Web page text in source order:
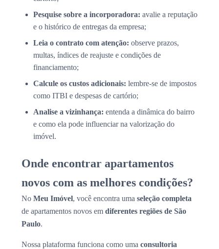
Pesquise sobre a incorporadora: avalie a reputação
e o histórico de entregas da empresa;
Leia o contrato com atenção: observe prazos,
multas, índices de reajuste e condições de
financiamento;
Calcule os custos adicionais: lembre-se de impostos
como ITBI e despesas de cartório;
Analise a vizinhança: entenda a dinâmica do bairro
e como ela pode influenciar na valorização do
imóvel.
Onde encontrar apartamentos
novos com as melhores condições?
No Meu Imóvel, você encontra uma seleção completa
de apartamentos novos em diferentes regiões de São
Paulo.
Nossa plataforma funciona como uma consultoria